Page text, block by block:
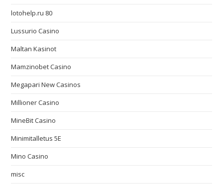
lotohelp.ru 80
Lussurio Casino
Maltan Kasinot
Mamzinobet Casino
Megapari New Casinos
Millioner Casino
MineBit Casino
Minimitalletus 5E
Mino Casino
misc